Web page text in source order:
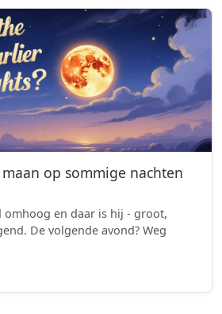
op sommige nachten
omhoog en daar is hij - groot,
De volgende avond? Weg